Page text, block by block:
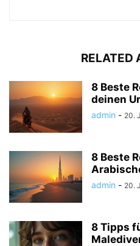
RELATED
8 Beste
deinen
admin - 20.
8 Beste
admin - 20.
8 Tipps